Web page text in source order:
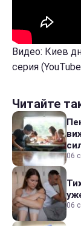
Видео: Киев
серия
Читайте
06
06